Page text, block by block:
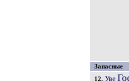
Запасные
12. Уве